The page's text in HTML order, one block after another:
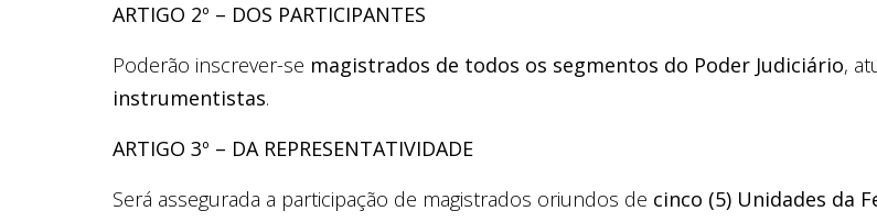
ARTIGO 2º – DOS PARTICIPANTES
Poderão inscrever-se magistrados de todos os segmentos do Poder Judiciário,
instrumentistas.
ARTIGO 3º – DA REPRESENTATIVIDADE
Será assegurada a participação de magistrados oriundos de cinco (5) Unidades da